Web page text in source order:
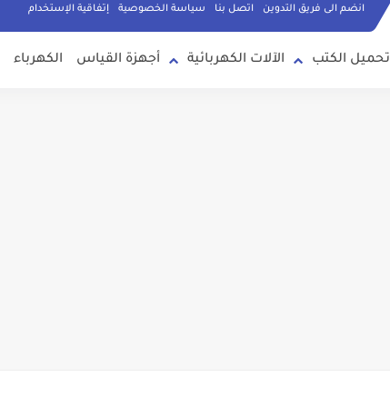
انضم الى فريق التدوين اتصل بنا سياسة الخصوصية إتفاقية الإستخدام
تحميل الكتب الآلات الكهربائية أجهزة القياس الكهرباء